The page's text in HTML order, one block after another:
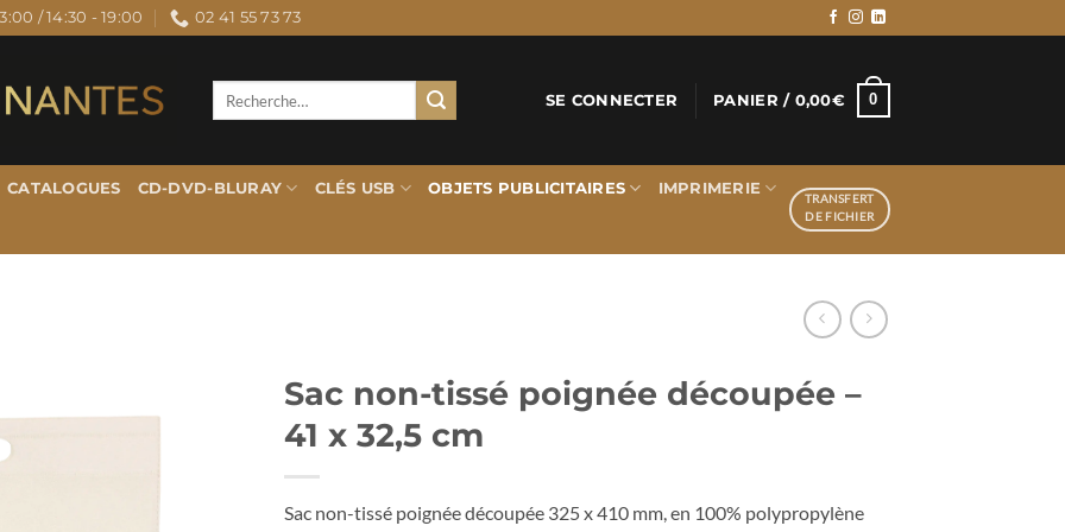
/ 14:30 - 19:00 02 41 55 73 73
SE CONNECTER PANIER / 0,00€ 0
CATALOGUES CD-DVD-BLURAY CLÉS USB OBJETS PUBLICITAIRES IMPRIMERIE
TRANSFERT
DE FICHIER
Sac non-tissé poignée découpée –
41 x 32,5 cm
Sac non-tissé poignée découpée 325 x 410 mm, en 100% polypropylène